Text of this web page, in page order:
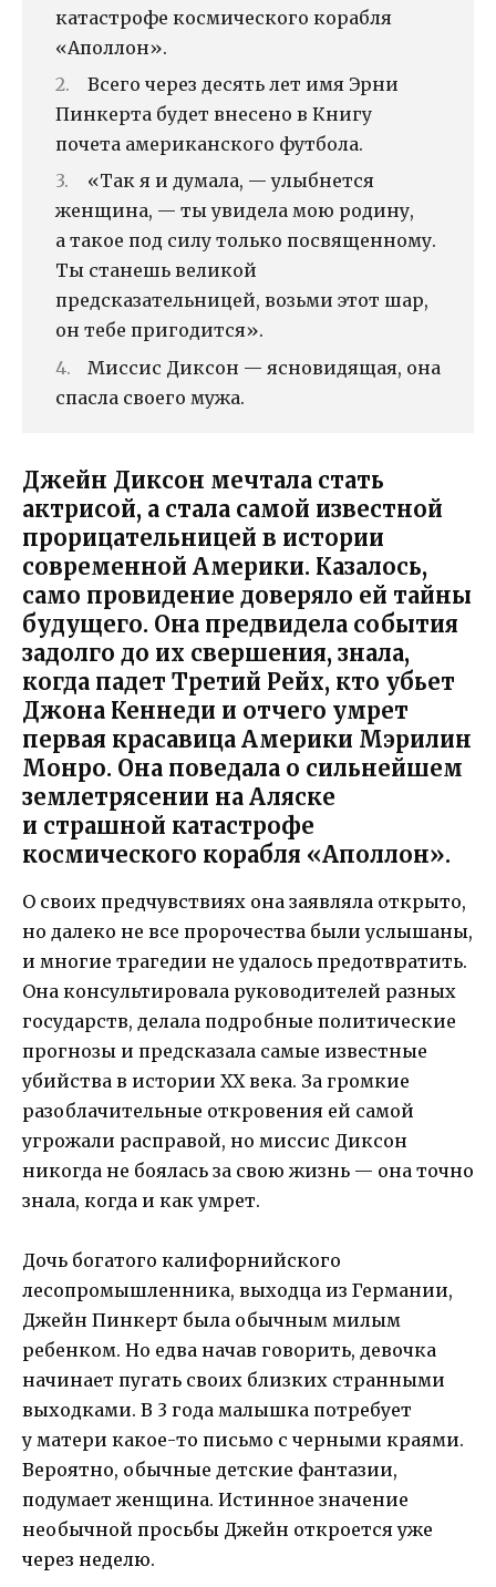
катастрофе космического корабля
«Аполлон».
Всего через десять лет имя Эрни
Пинкерта будет внесено в Книгу
почета американского футбола.
«Так я и думала, — улыбнется
женщина, — ты увидела мою родину,
а такое под силу только посвященному.
Ты станешь великой
предсказательницей, возьми этот шар,
он тебе пригодится».
Миссис Диксон — ясновидящая, она
спасла своего мужа.
Джейн Диксон мечтала стать
актрисой, а стала самой известной
прорицательницей в истории
современной Америки. Казалось,
само провидение доверяло ей тайны
будущего. Она предвидела события
задолго до их свершения, знала,
когда падет Третий Рейх, кто убьет
Джона Кеннеди и отчего умрет
первая красавица Америки Мэрилин
Монро. Она поведала о сильнейшем
землетрясении на Аляске
и страшной катастрофе
космического корабля «Аполлон».
О своих предчувствиях она заявляла открыто,
но далеко не все пророчества были услышаны,
и многие трагедии не удалось предотвратить.
Она консультировала руководителей разных
государств, делала подробные политические
прогнозы и предсказала самые известные
убийства в истории ХХ века. За громкие
разоблачительные откровения ей самой
угрожали расправой, но миссис Диксон
никогда не боялась за свою жизнь — она точно
знала, когда и как умрет.
Дочь богатого калифорнийского
лесопромышленника, выходца из Германии,
Джейн Пинкерт была обычным милым
ребенком. Но едва начав говорить, девочка
начинает пугать своих близких странными
выходками. В 3 года малышка потребует
у матери какое-то письмо с черными краями.
Вероятно, обычные детские фантазии,
подумает женщина. Истинное значение
необычной просьбы Джейн откроется уже
через неделю.